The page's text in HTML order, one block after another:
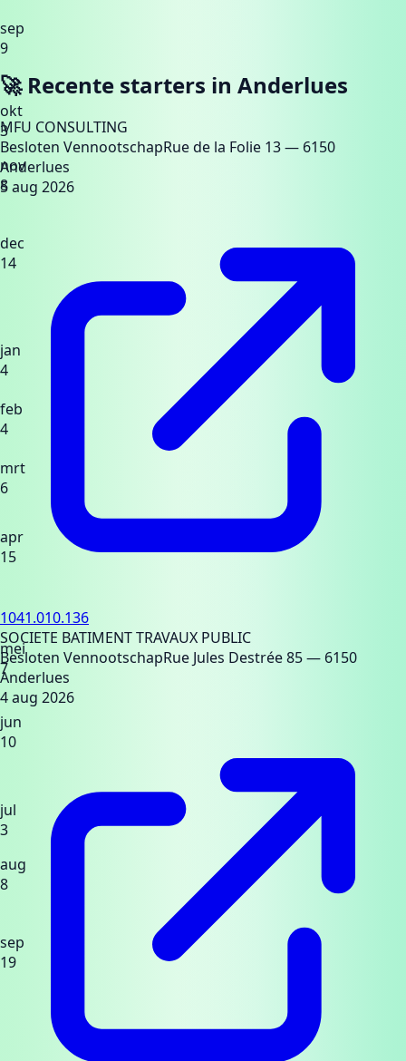
sep
9
okt
3
nov
8
dec
14
jan
4
feb
4
mrt
6
apr
15
mei
7
jun
10
jul
3
aug
8
sep
19
🚀 Recente starters in Anderlues
MFU CONSULTING
Besloten VennootschapRue de la Folie 13— 6150
Anderlues
5 aug 2026
1041.010.136
SOCIETE BATIMENT TRAVAUX PUBLIC
Besloten VennootschapRue Jules Destrée 85— 6150
Anderlues
4 aug 2026